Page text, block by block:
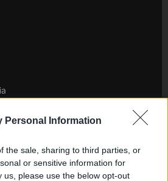
Personal Information
the sale, sharing to third parties, or
or sensitive information for
us, please use the below opt-out